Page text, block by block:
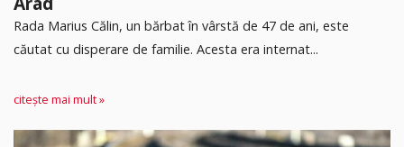
Rada Marius Călin, un bărbat în vârstă de 47 de ani, este
căutat cu disperare de familie. Acesta era internat...
citește mai mult »